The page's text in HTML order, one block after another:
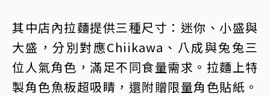
其中店內拉麵提供三種尺寸：迷你、小盛與
大盛，分別對應Chiikawa、八成與兔兔三
位人氣角色，滿足不同食量需求。拉麵上特
製角色魚板超吸睛，還附贈限量角色貼紙。